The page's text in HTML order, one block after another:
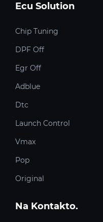
Ecu Solution
Chip Tuning
DPF Off
Egr Off
Adblue
Dtc
Launch Control
Vmax
Pop
Original
Na Kontakto.